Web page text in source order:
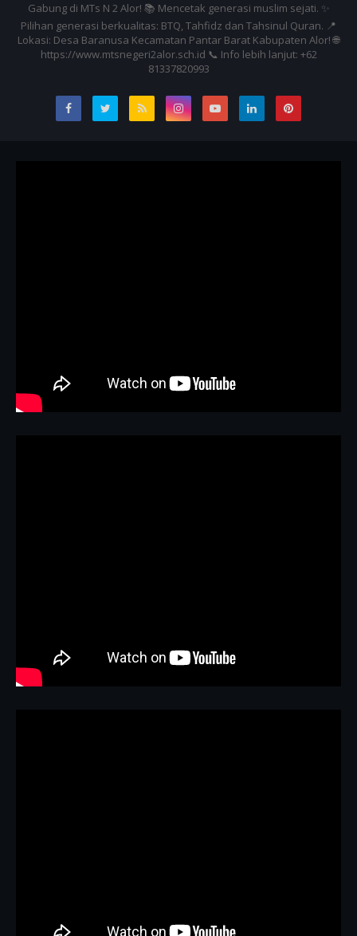
Gabung di MTs N 2 Alor! 📚 Mencetak generasi muslim sejati. ✨
Pilihan generasi berkualitas: BTQ, Tahfidz dan Tahsinul Quran. 📍
Lokasi: Desa Baranusa Kecamatan Pantar Barat Kabupaten Alor! 🌐
https://www.mtsnegeri2alor.sch.id 📞 Info lebih lanjut: +62
81337820993